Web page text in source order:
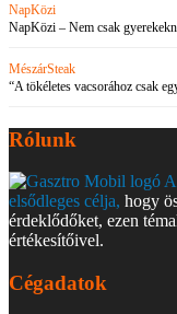
NapKözi
NapKözi – Nem csak
MészárSteak
“A tökéletes vacsorához csak
Rólunk
elsődleges célja, hogy
érdeklődőket, ezen
értékesítőivel.
Cégadatok